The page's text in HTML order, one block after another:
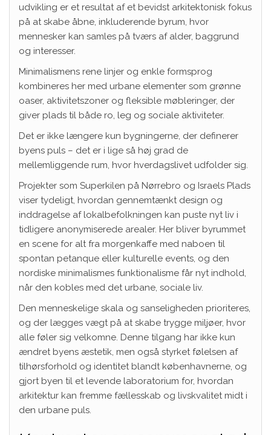
udvikling er et resultat af et bevidst arkitektonisk fokus
på at skabe åbne, inkluderende byrum, hvor
mennesker kan samles på tværs af alder, baggrund
og interesser.
Minimalismens rene linjer og enkle formsprog
kombineres her med urbane elementer som grønne
oaser, aktivitetszoner og fleksible møbleringer, der
giver plads til både ro, leg og sociale aktiviteter.
Det er ikke længere kun bygningerne, der definerer
byens puls – det er i lige så høj grad de
mellemliggende rum, hvor hverdagslivet udfolder sig.
Projekter som Superkilen på Nørrebro og Israels Plads
viser tydeligt, hvordan gennemtænkt design og
inddragelse af lokalbefolkningen kan puste nyt liv i
tidligere anonymiserede arealer. Her bliver byrummet
en scene for alt fra morgenkaffe med naboen til
spontan petanque eller kulturelle events, og den
nordiske minimalismes funktionalisme får nyt indhold,
når den kobles med det urbane, sociale liv.
Den menneskelige skala og sanseligheden prioriteres,
og der lægges vægt på at skabe trygge miljøer, hvor
alle føler sig velkomne. Denne tilgang har ikke kun
ændret byens æstetik, men også styrket følelsen af
tilhørsforhold og identitet blandt københavnerne, og
gjort byen til et levende laboratorium for, hvordan
arkitektur kan fremme fællesskab og livskvalitet midt i
den urbane puls.